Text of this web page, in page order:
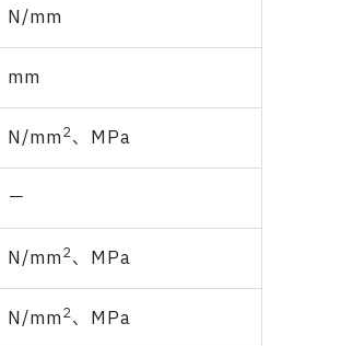
N/mm
mm
N/mm2、MPa
－
N/mm2、MPa
N/mm2、MPa